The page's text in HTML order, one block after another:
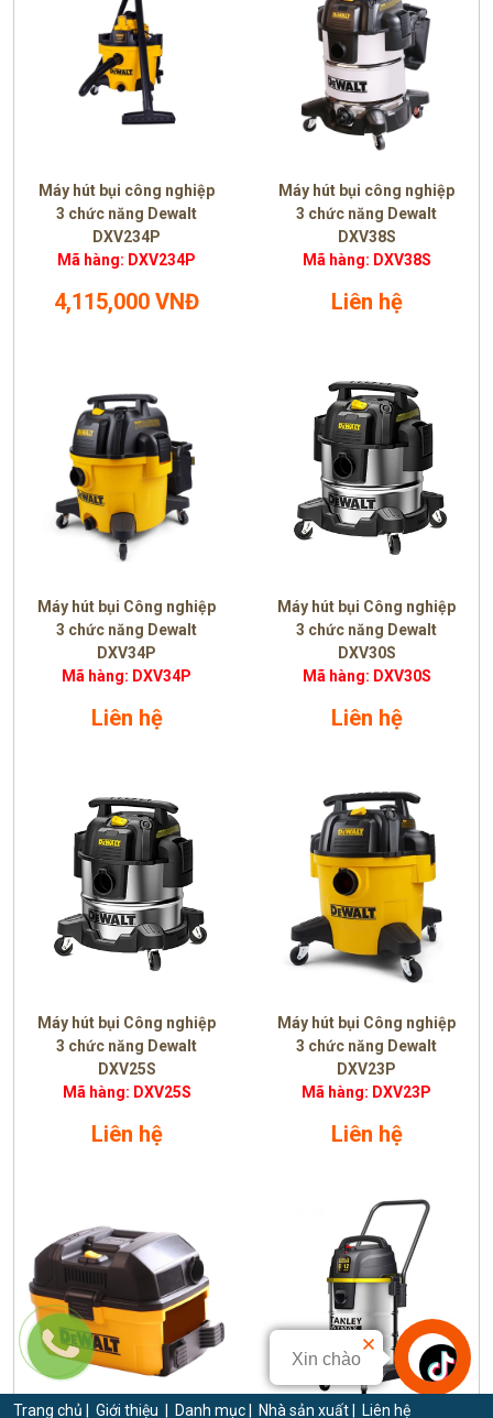
Máy hút bụi công nghiệp
3 chức năng Dewalt
DXV234P
Mã hàng: DXV234P
4,115,000 VNĐ
Máy hút bụi công nghiệp
3 chức năng Dewalt
DXV38S
Mã hàng: DXV38S
Liên hệ
Máy hút bụi Công nghiệp
3 chức năng Dewalt
DXV34P
Mã hàng: DXV34P
Liên hệ
Máy hút bụi Công nghiệp
3 chức năng Dewalt
DXV30S
Mã hàng: DXV30S
Liên hệ
Máy hút bụi Công nghiệp
3 chức năng Dewalt
DXV25S
Mã hàng: DXV25S
Liên hệ
Máy hút bụi Công nghiệp
3 chức năng Dewalt
DXV23P
Mã hàng: DXV23P
Liên hệ
Trang chủ Giới thiệu Danh mục Nhà sản xuất Liên hệ
Xin chào